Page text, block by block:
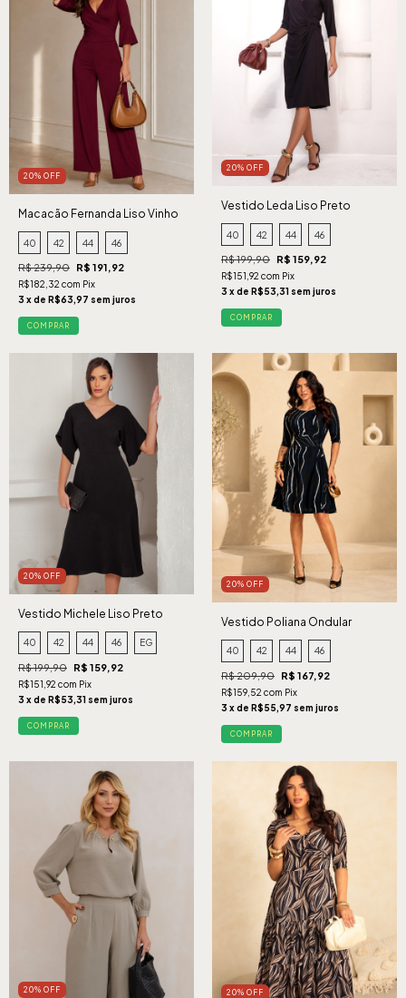
20% OFF
Macacão Fernanda Liso Vinho
40 42 44 46
R$ 239,90 R$ 191,92
R$182,32 com Pix
3 x de R$63,97 sem juros
COMPRAR
20% OFF
Vestido Leda Liso Preto
40 42 44 46
R$ 199,90 R$ 159,92
R$151,92 com Pix
3 x de R$53,31 sem juros
COMPRAR
20% OFF
Vestido Michele Liso Preto
40 42 44 46 EG
R$ 199,90 R$ 159,92
R$151,92 com Pix
3 x de R$53,31 sem juros
COMPRAR
20% OFF
Vestido Poliana Ondular
Marinho
40 42 44 46
R$ 209,90 R$ 167,92
R$159,52 com Pix
3 x de R$55,97 sem juros
COMPRAR
20% OFF 20% OFF